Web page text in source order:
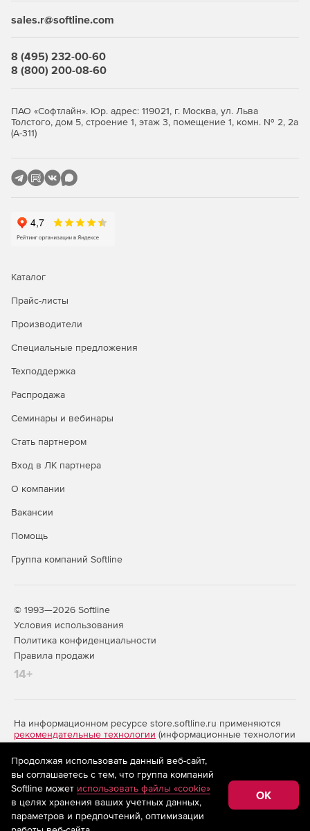
sales.r@softline.com
8 (495) 232-00-60
8 (800) 200-08-60
ПАО «Софтлайн». Юр. адрес: 119021, г. Москва, ул. Льва
Толстого, дом 5, строение 1, этаж 3, помещение 1, комн. № 2, 2а
(А-311)
Каталог
Прайс-листы
Производители
Специальные предложения
Техподдержка
Распродажа
Семинары и вебинары
Стать партнером
Вход в ЛК партнера
О компании
Вакансии
Помощь
Группа компаний Softline
© 1993—2026 Softline
Условия использования
Политика конфиденциальности
Правила продажи
14+
На информационном ресурсе store.softline.ru применяются
рекомендательные технологии (информационные технологии
предоставления информации на основе сбора,
систематизации и анализа сведений, относящихся к
предпочтениям пользователей сети «Интернет»,
находящихся на территории Российской Федерации)
Продолжая использовать данный веб-сайт,
вы соглашаетесь с тем, что группа компаний
Softline может использовать файлы «cookie»
в целях хранения ваших учетных данных,
параметров и предпочтений, оптимизации
OK